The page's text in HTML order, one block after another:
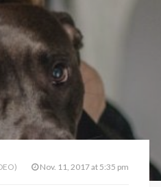
Nov. 11, 2017 at 5:35 pm